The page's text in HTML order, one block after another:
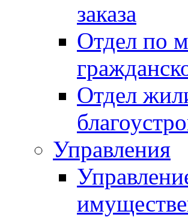
заказа
Отдел по
Отдел
Управления